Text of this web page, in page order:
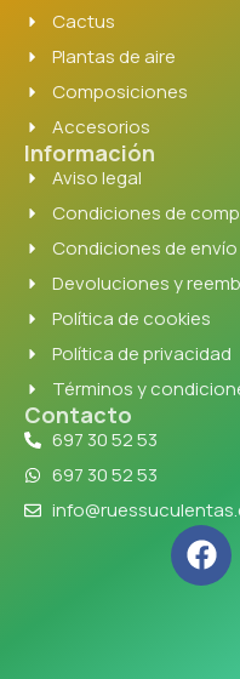
Cactus
Plantas de aire
Composiciones
Accesorios
Información
Aviso legal
Condiciones de
Condiciones de envío
Devoluciones y
Política de cookies
Política de privacidad
Términos y
Contacto
697 30 52 53
697 30 52 53